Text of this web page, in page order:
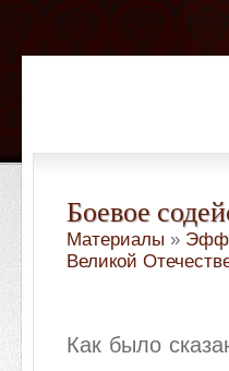
Боевое
Материалы »
Великой
Как было